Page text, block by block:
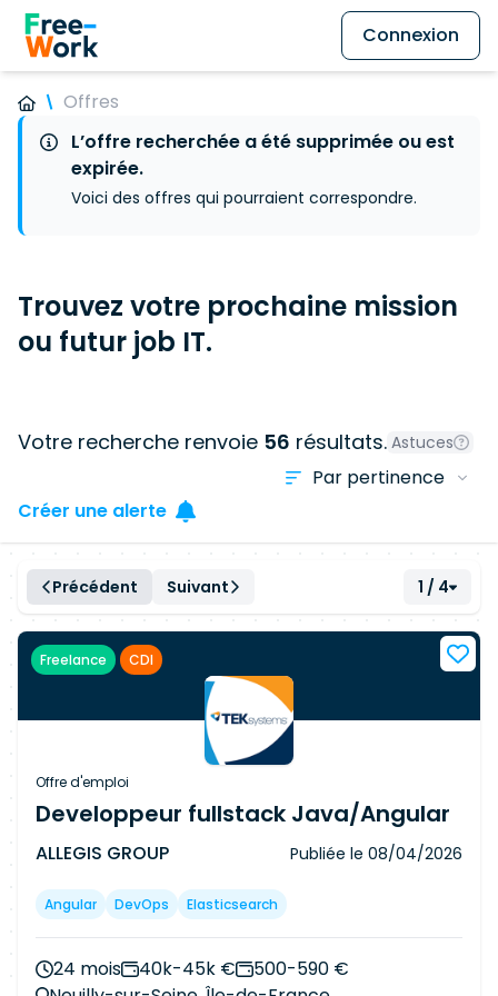
Connexion
Offres
L’offre recherchée a été supprimée ou est
expirée.
Voici des offres qui pourraient correspondre.
Trouvez votre prochaine mission
ou futur job IT.
Votre recherche renvoie 56 résultats. Astuces
Créer une alerte
Précédent Suivant 1 / 4
Freelance CDI
Offre d'emploi
Developpeur fullstack Java/Angular
ALLEGIS GROUP Publiée le 08/04/2026
Angular DevOps Elasticsearch
24 mois 40k-45k €
500-590 €